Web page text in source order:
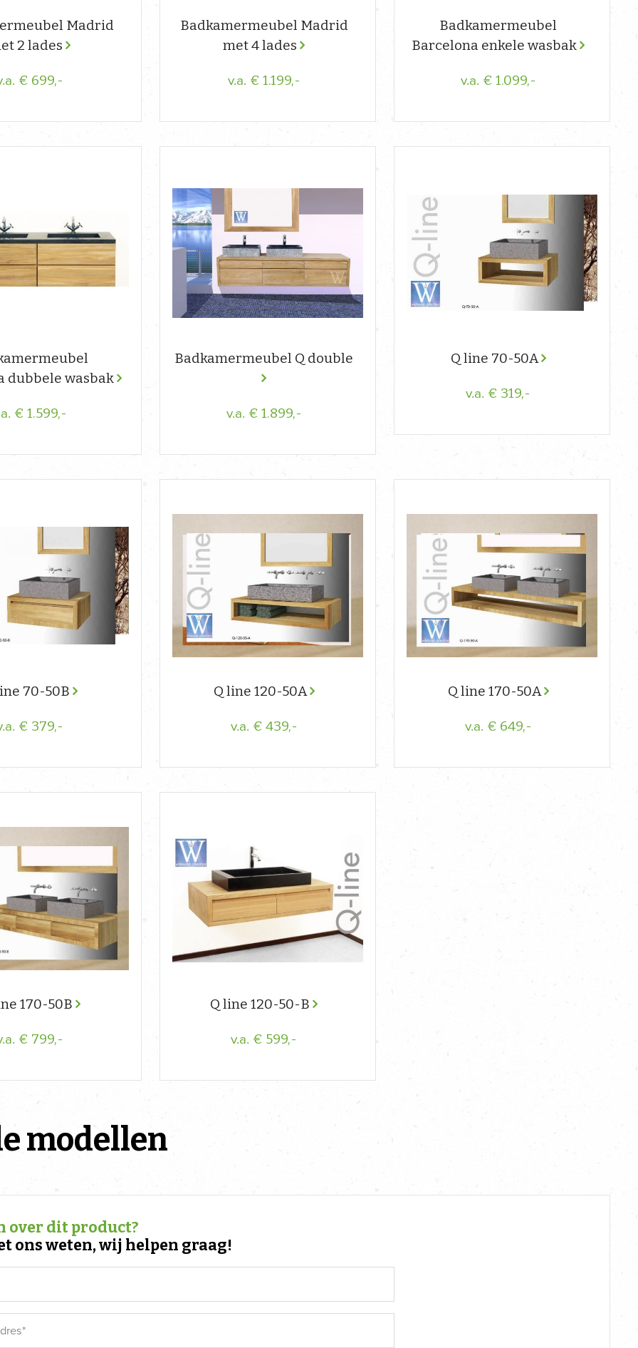
Madrid
2 lades
€ 699,-
Badkamermeubel Madrid
met 4 lades
v.a. € 1.199,-
Badkamermeubel
Barcelona enkele wasbak
v.a. € 1.099,-
dubbele wasbak
€ 1.599,-
Badkamermeubel Q double
v.a. € 1.899,-
Q line 70-50A
v.a. € 319,-
70-50B
€ 379,-
Q line 120-50A
v.a. € 439,-
Q line 170-50A
v.a. € 649,-
170-50B
€ 799,-
Q line 120-50-B
v.a. € 599,-
modellen
over dit product?
ons weten, wij helpen graag!